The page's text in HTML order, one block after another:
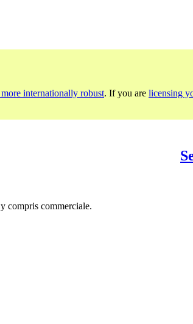
internationally robust. If you are licensing
compris commerciale.